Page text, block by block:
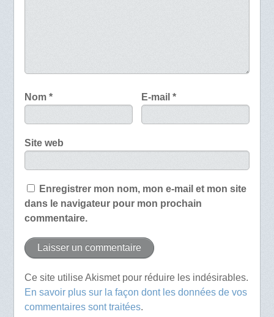
Nom * E-mail*
Site web
Enregistrer mon nom, mon e-mail et mon site
dans le navigateur pour mon prochain
commentaire.
Ce site utilise Akismet pour réduire les indésirables.
En savoir plus sur la façon dont les données de vos
commentaires sont traitées.